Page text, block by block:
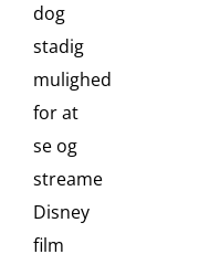
dog
stadig
mulighed
for at
se og
streame
Disney
film